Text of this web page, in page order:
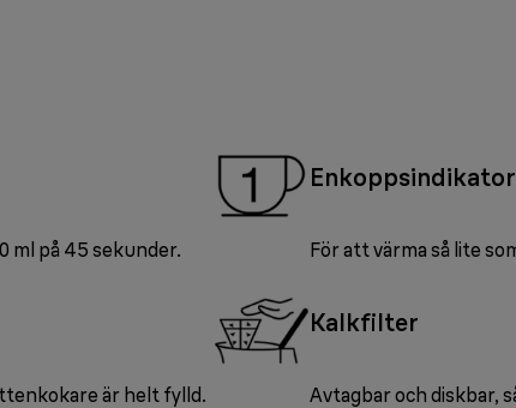
ml på 45 sekunder.
Enkoppsindikator
För att värma så lite
är helt fylld.
Kalkfilter
Avtagbar och diskbar,